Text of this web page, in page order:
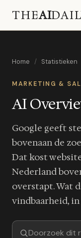
THEAI
Home / Statistieken
MARKETING &
AI
Google geeft
bovenaan de
Dat kost
Nederland
overstapt. Wat
vindbaarheid,